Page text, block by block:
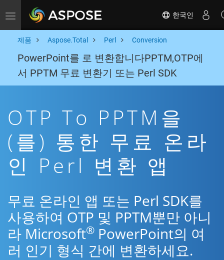
Toggle navigation 한국인
제품 Aspose.Total Perl Conversion
PowerPoint를 로 변환합니다PPTM,OTP에
서 PPTM 무료 변환기 또는 Perl SDK
OTP To PPTM을
(를) 통한 무료 온라
인 Perl 변환 앱
무료 온라인 앱 또는 Perl SDK를
사용하여 OTP 및 PPTM뿐만 아니
라 Microsoft® PowerPoint의 여
러 인기 형식 간에 변환하세요.